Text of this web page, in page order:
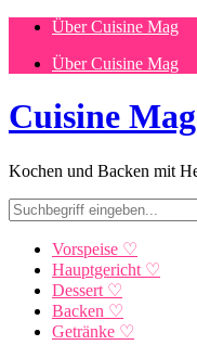
Über Cuisine Mag
Über Cuisine Mag
Cuisine Mag
Kochen und Backen mit
Vorspeise ♡
Hauptgericht ♡
Dessert ♡
Backen ♡
Getränke ♡